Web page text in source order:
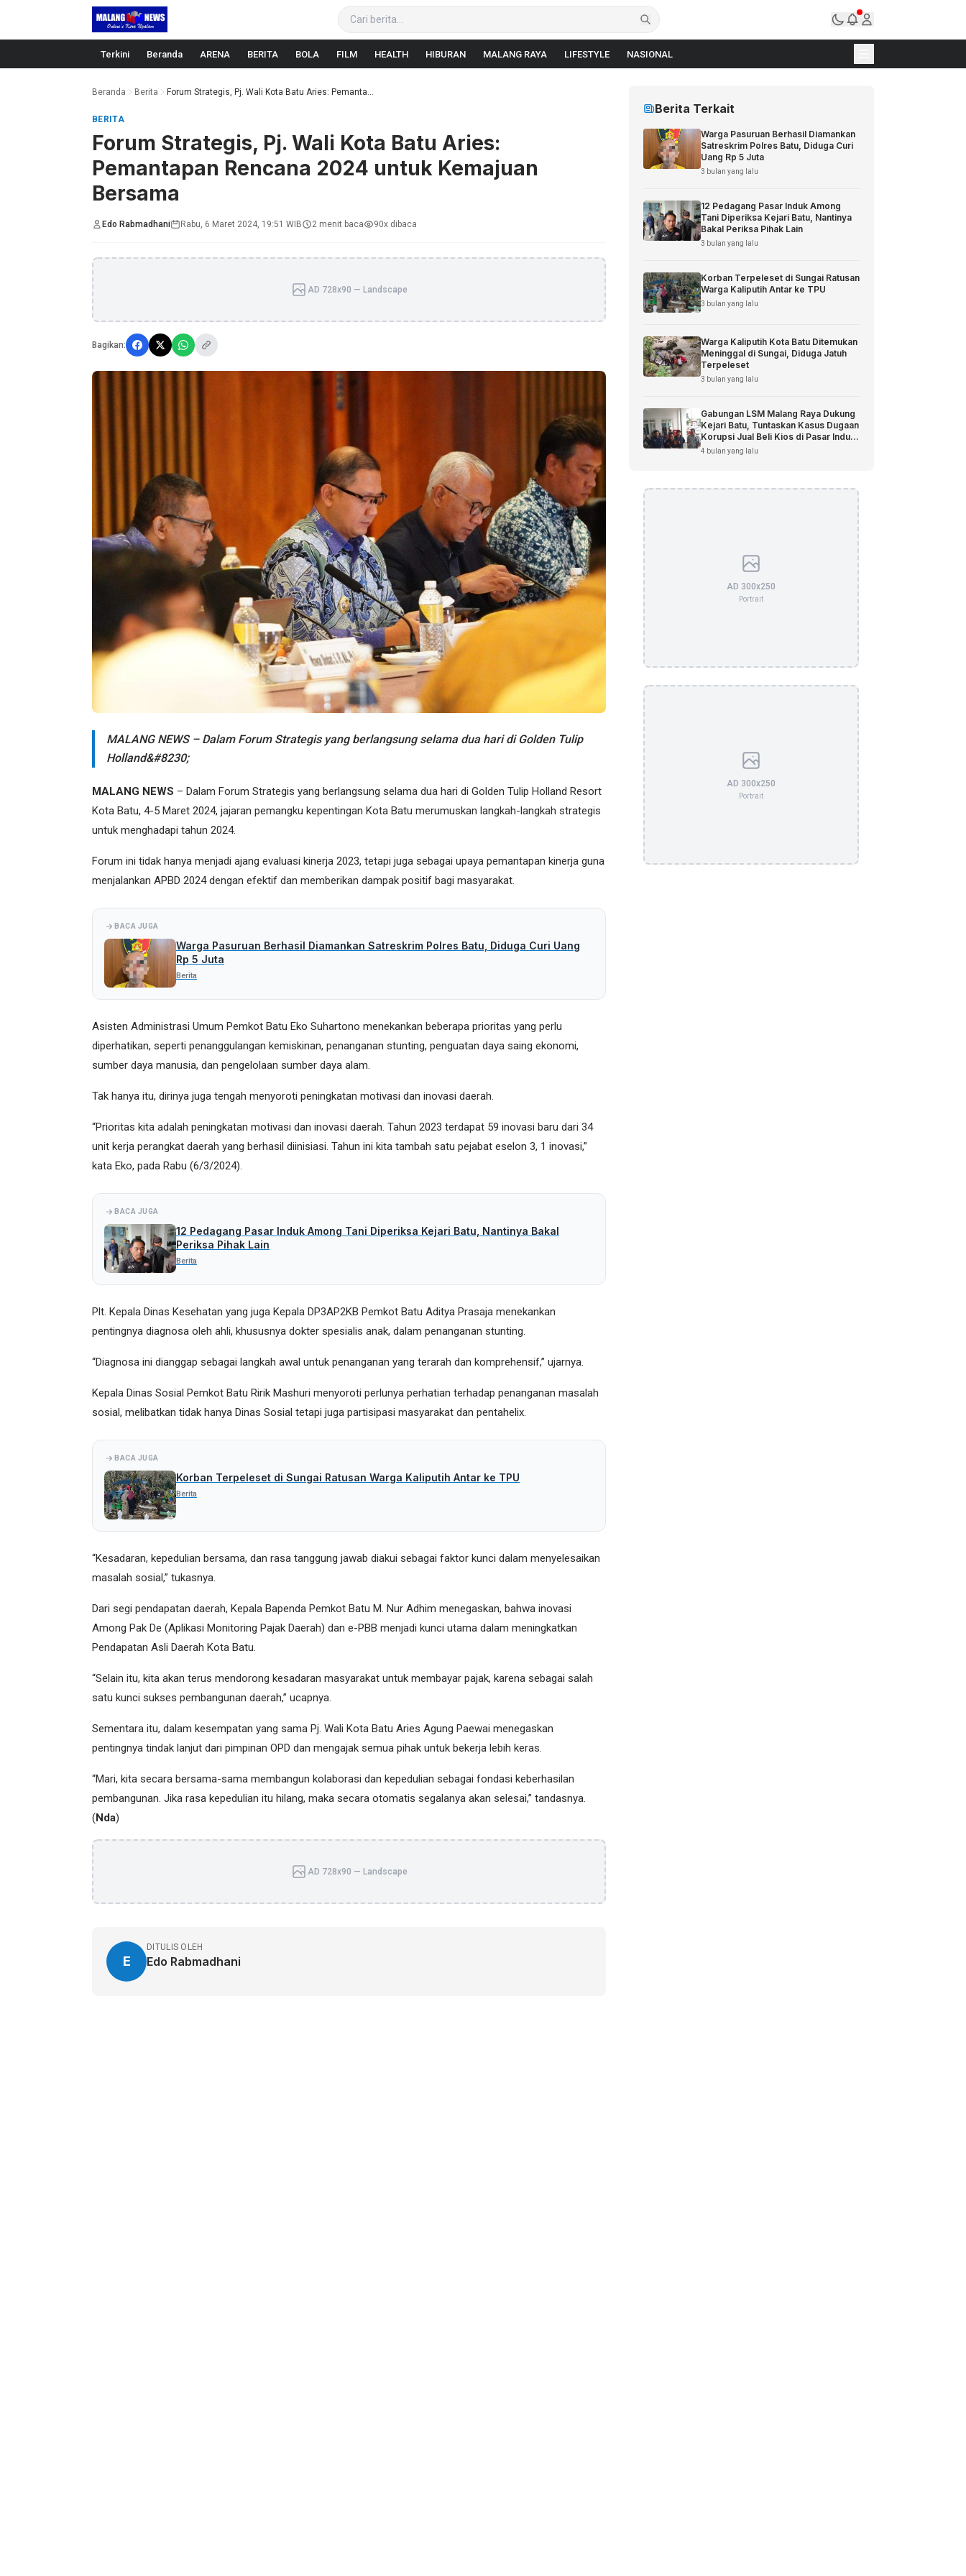
Langsung ke konten
Terkini Beranda ARENA BERITA BOLA FILM HEALTH HIBURAN MALANG RAYA LIFESTYLE NASIONAL
Beranda Berita Forum Strategis, Pj. Wali Kota Batu Aries: Pemanta...
BERITA
Forum Strategis, Pj. Wali Kota Batu Aries:
Pemantapan Rencana 2024 untuk Kemajuan
Bersama
Edo Rabmadhani Rabu, 6 Maret 2024, 19:51 WIB 2 menit baca 90x dibaca
AD 728x90 — Landscape
Bagikan:
MALANG NEWS – Dalam Forum Strategis yang berlangsung selama dua hari di Golden Tulip
Holland&#8230;
MALANG NEWS – Dalam Forum Strategis yang berlangsung selama dua hari di Golden Tulip Holland Resort
Kota Batu, 4-5 Maret 2024, jajaran pemangku kepentingan Kota Batu merumuskan langkah-langkah strategis
untuk menghadapi tahun 2024.
Forum ini tidak hanya menjadi ajang evaluasi kinerja 2023, tetapi juga sebagai upaya pemantapan kinerja guna
menjalankan APBD 2024 dengan efektif dan memberikan dampak positif bagi masyarakat.
BACA JUGA
Warga Pasuruan Berhasil Diamankan Satreskrim Polres Batu, Diduga Curi Uang
Rp 5 Juta
Berita
Asisten Administrasi Umum Pemkot Batu Eko Suhartono menekankan beberapa prioritas yang perlu
diperhatikan, seperti penanggulangan kemiskinan, penanganan stunting, penguatan daya saing ekonomi,
sumber daya manusia, dan pengelolaan sumber daya alam.
Tak hanya itu, dirinya juga tengah menyoroti peningkatan motivasi dan inovasi daerah.
“Prioritas kita adalah peningkatan motivasi dan inovasi daerah. Tahun 2023 terdapat 59 inovasi baru dari 34
unit kerja perangkat daerah yang berhasil diinisiasi. Tahun ini kita tambah satu pejabat eselon 3, 1 inovasi,”
kata Eko, pada Rabu (6/3/2024).
BACA JUGA
12 Pedagang Pasar Induk Among Tani Diperiksa Kejari Batu, Nantinya Bakal
Periksa Pihak Lain
Berita
Plt. Kepala Dinas Kesehatan yang juga Kepala DP3AP2KB Pemkot Batu Aditya Prasaja menekankan
pentingnya diagnosa oleh ahli, khususnya dokter spesialis anak, dalam penanganan stunting.
“Diagnosa ini dianggap sebagai langkah awal untuk penanganan yang terarah dan komprehensif,” ujarnya.
Kepala Dinas Sosial Pemkot Batu Ririk Mashuri menyoroti perlunya perhatian terhadap penanganan masalah
sosial, melibatkan tidak hanya Dinas Sosial tetapi juga partisipasi masyarakat dan pentahelix.
BACA JUGA
Korban Terpeleset di Sungai Ratusan Warga Kaliputih Antar ke TPU
Berita
“Kesadaran, kepedulian bersama, dan rasa tanggung jawab diakui sebagai faktor kunci dalam menyelesaikan
masalah sosial,” tukasnya.
Dari segi pendapatan daerah, Kepala Bapenda Pemkot Batu M. Nur Adhim menegaskan, bahwa inovasi
Among Pak De (Aplikasi Monitoring Pajak Daerah) dan e-PBB menjadi kunci utama dalam meningkatkan
Pendapatan Asli Daerah Kota Batu.
“Selain itu, kita akan terus mendorong kesadaran masyarakat untuk membayar pajak, karena sebagai salah
satu kunci sukses pembangunan daerah,” ucapnya.
Sementara itu, dalam kesempatan yang sama Pj. Wali Kota Batu Aries Agung Paewai menegaskan
pentingnya tindak lanjut dari pimpinan OPD dan mengajak semua pihak untuk bekerja lebih keras.
“Mari, kita secara bersama-sama membangun kolaborasi dan kepedulian sebagai fondasi keberhasilan
pembangunan. Jika rasa kepedulian itu hilang, maka secara otomatis segalanya akan selesai,” tandasnya.
(Nda)
AD 728x90 — Landscape
E
DITULIS OLEH
Edo Rabmadhani
Berita Terkait
Warga Pasuruan Berhasil Diamankan
Satreskrim Polres Batu, Diduga Curi
Uang Rp 5 Juta
3 bulan yang lalu
12 Pedagang Pasar Induk Among
Tani Diperiksa Kejari Batu, Nantinya
Bakal Periksa Pihak Lain
3 bulan yang lalu
Korban Terpeleset di Sungai Ratusan
Warga Kaliputih Antar ke TPU
3 bulan yang lalu
Warga Kaliputih Kota Batu Ditemukan
Meninggal di Sungai, Diduga Jatuh
Terpeleset
3 bulan yang lalu
Gabungan LSM Malang Raya Dukung
Kejari Batu, Tuntaskan Kasus Dugaan
Korupsi Jual Beli Kios di Pasar Induk
Among Tani
4 bulan yang lalu
AD 300x250
Portrait
AD 300x250
Portrait